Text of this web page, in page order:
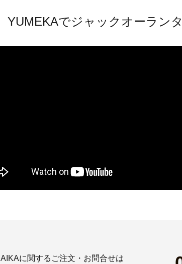
YUMEKAでジャックオーラン
AIKAに関するご注文・お問合せは